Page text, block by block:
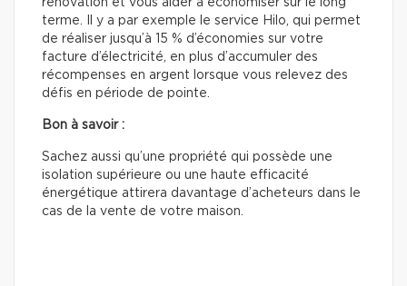
rénovation et vous aider à économiser sur le long
terme. Il y a par exemple le service Hilo, qui permet
de réaliser jusqu’à 15 % d’économies sur votre
facture d’électricité, en plus d’accumuler des
récompenses en argent lorsque vous relevez des
défis en période de pointe.
Bon à savoir :
Sachez aussi qu’une propriété qui possède une
isolation supérieure ou une haute efficacité
énergétique attirera davantage d’acheteurs dans le
cas de la vente de votre maison.